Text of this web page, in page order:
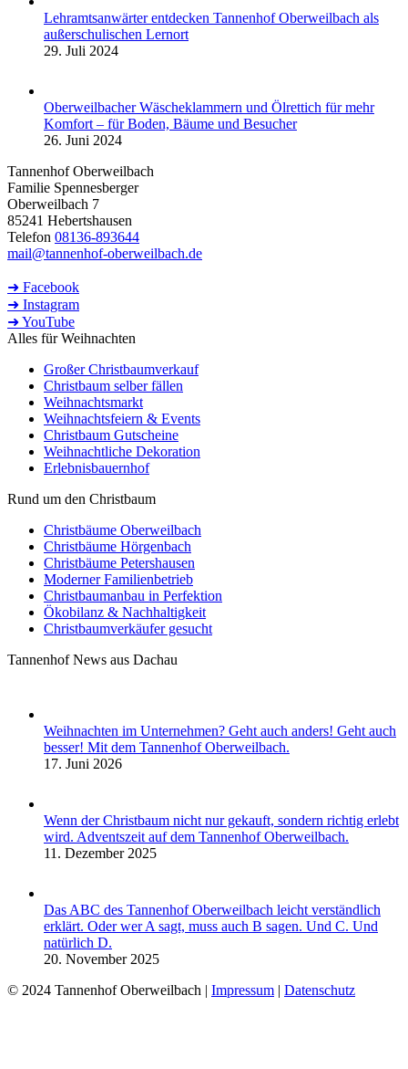
Lehramtsanwärter entdecken Tannenhof Oberweilbach als
außerschulischen Lernort
29. Juli 2024
Oberweilbacher Wäscheklammern und Ölrettich für mehr
Komfort – für Boden, Bäume und Besucher
26. Juni 2024
Tannenhof Oberweilbach
Familie Spennesberger
Oberweilbach 7
85241 Hebertshausen
Telefon 08136-893644
mail@tannenhof-oberweilbach.de
➜ Facebook
➜ Instagram
➜ YouTube
Alles für Weihnachten
Großer Christbaumverkauf
Christbaum selber fällen
Weihnachtsmarkt
Weihnachtsfeiern & Events
Christbaum Gutscheine
Weihnachtliche Dekoration
Erlebnisbauernhof
Rund um den Christbaum
Christbäume Oberweilbach
Christbäume Hörgenbach
Christbäume Petershausen
Moderner Familienbetrieb
Christbaumanbau in Perfektion
Ökobilanz & Nachhaltigkeit
Christbaumverkäufer gesucht
Tannenhof News aus Dachau
Weihnachten im Unternehmen? Geht auch anders! Geht auch
besser! Mit dem Tannenhof Oberweilbach.
17. Juni 2026
Wenn der Christbaum nicht nur gekauft, sondern richtig erlebt
wird. Adventszeit auf dem Tannenhof Oberweilbach.
11. Dezember 2025
Das ABC des Tannenhof Oberweilbach leicht verständlich
erklärt. Oder wer A sagt, muss auch B sagen. Und C. Und
natürlich D.
20. November 2025
© 2024 Tannenhof Oberweilbach | Impressum
Datenschutz